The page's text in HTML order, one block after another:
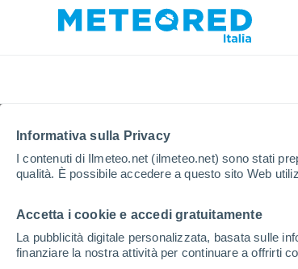
Informativa sulla Privacy
I contenuti di Ilmeteo.net (ilmeteo.net) sono stati
qualità. È possibile accedere a questo sito Web
Accetta i cookie e accedi gratuitamente
La pubblicità digitale personalizzata, basata sulle
finanziare la nostra attività per continuare a offrirti
Home Belgio Fiandre Limburgo